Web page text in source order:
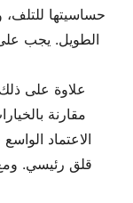
حساسيتها للتلف،
الطويل. يجب على
علاوة على
مقارنة
الاعتماد
قلق رئيسي. ومع